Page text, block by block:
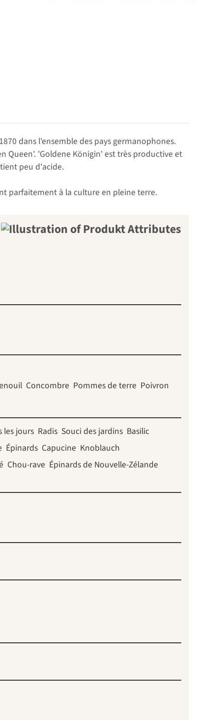
dans l'ensemble des pays germanophones.
Queen'. 'Goldene Königin' est très productive et
peu d'acide.
parfaitement à la culture en pleine terre.
Concombre Pommes de terre Poivron
les jours Radis Souci des jardins Basilic
Épinards Capucine Knoblauch
Chou-rave Épinards de Nouvelle-Zélande